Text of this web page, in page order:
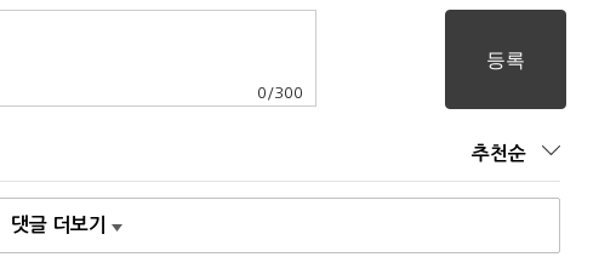
0 /300
추천순
댓글 더보기